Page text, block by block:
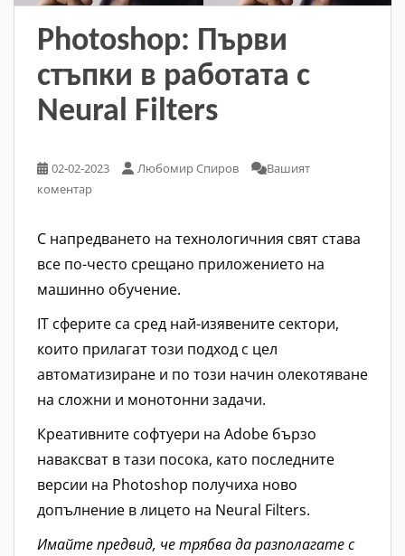
Photoshop: Първи
стъпки в работата с
Neural Filters
02-02-2023 Любомир Спиров
Вашият
коментар
С напредването на технологичния свят става
все по-често срещано приложението на
машинно обучение.
IT сферите са сред най-изявените сектори,
които прилагат този подход с цел
автоматизиране и по този начин олекотяване
на сложни и монотонни задачи.
Креативните софтуери на Adobe бързо
наваксват в тази посока, като последните
версии на Photoshop получиха ново
допълнение в лицето на Neural Filters.
Имайте предвид, че трябва да разполагате с